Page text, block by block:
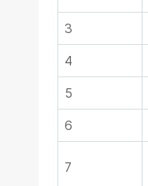
3
4
5
6
7